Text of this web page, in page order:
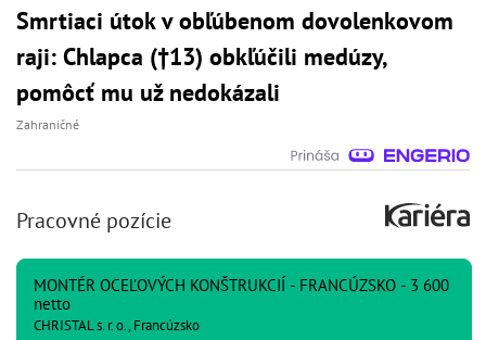
Smrtiaci útok v obľúbenom dovolenkovom
raji: Chlapca (†13) obkľúčili medúzy,
pomôcť mu už nedokázali
Zahraničné
Pracovné pozície
MONTÉR OCEĽOVÝCH KONŠTRUKCIÍ - FRANCÚZSKO - 3 600
netto
CHRISTAL s. r. o., Francúzsko